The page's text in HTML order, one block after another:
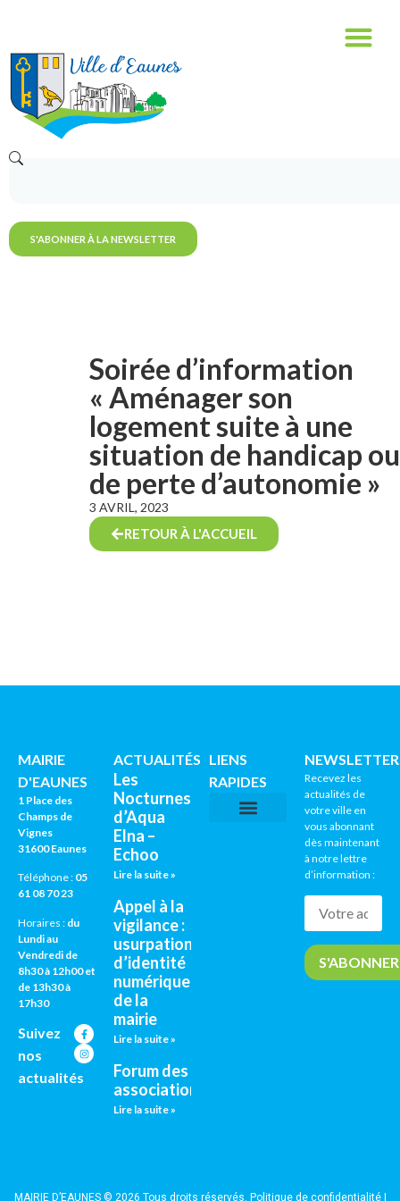
S'ABONNER À LA NEWSLETTER
Soirée d’information
« Aménager son
logement suite à une
situation de handicap ou
de perte d’autonomie »
3 AVRIL, 2023
RETOUR À L'ACCUEIL
MAIRIE
D'EAUNES
1 Place des
Champs de
Vignes
31600 Eaunes
Téléphone : 05
61 08 70 23
Horaires : du
Lundi au
Vendredi de
8h30 à 12h00 et
de 13h30 à
17h30
Suivez
nos
actualités
ACTUALITÉS
Les
Nocturnes
d’Aqua
Elna –
Echoo
Lire la suite »
Appel à la
vigilance :
usurpation
d’identité
numérique
de la
mairie
Lire la suite »
Forum des
associations
Lire la suite »
LIENS
RAPIDES
Recevez les
actualités de
votre ville en
vous abonnant
dès maintenant
à notre lettre
d’information :
MAIRIE D’EAUNES © 2026 Tous droits réservés. Politique de confidentialité|